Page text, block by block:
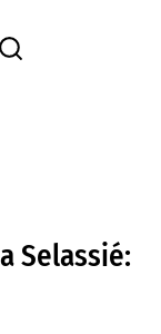
Selassié: